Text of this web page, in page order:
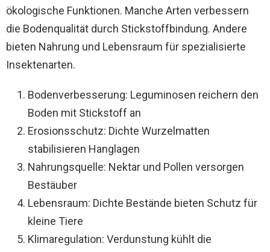
ökologische Funktionen. Manche Arten verbessern
die Bodenqualität durch Stickstoffbindung. Andere
bieten Nahrung und Lebensraum für spezialisierte
Insektenarten.
Bodenverbesserung: Leguminosen reichern den
Boden mit Stickstoff an
Erosionsschutz: Dichte Wurzelmatten
stabilisieren Hanglagen
Nahrungsquelle: Nektar und Pollen versorgen
Bestäuber
Lebensraum: Dichte Bestände bieten Schutz für
kleine Tiere
Klimaregulation: Verdunstung kühlt die